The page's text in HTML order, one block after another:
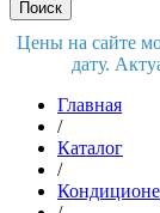
Цены на сайте
дату.
Главная
/
Каталог
/